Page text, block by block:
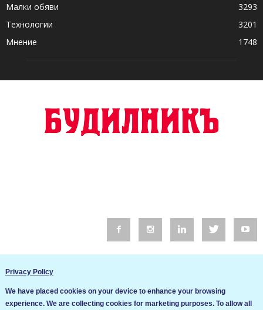
Малки обяви
3293
Технологии
3201
Мнение
1748
Общи условия
Privacy Policy
We have placed cookies on your device to enhance your browsing
experience. We are collecting cookies for marketing purposes. To allow all
Ние използваме бисквитки за да подобрим услугите си. Ако